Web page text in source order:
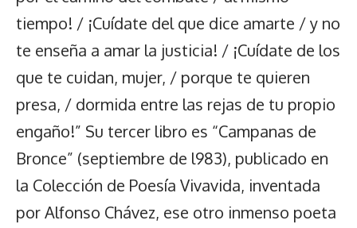
tiempo! / ¡Cuídate del que dice amarte / y no
te enseña a amar la justicia! / ¡Cuídate de los
que te cuidan, mujer, / porque te quieren
presa, / dormida entre las rejas de tu propio
engaño!” Su tercer libro es “Campanas de
Bronce” (septiembre de l983), publicado en
la Colección de Poesía Vivavida, inventada
por Alfonso Chávez, ese otro inmenso poeta